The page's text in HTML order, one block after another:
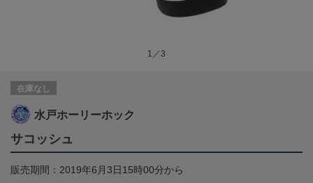
1／3
在庫なし
水戸ホーリーホック
サコッシュ
販売期間：2019年6月3日15時00分から